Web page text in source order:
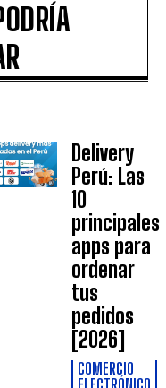
Delivery
Perú: Las
10
principales
apps para
ordenar
tus
pedidos
[2026]
COMERCIO